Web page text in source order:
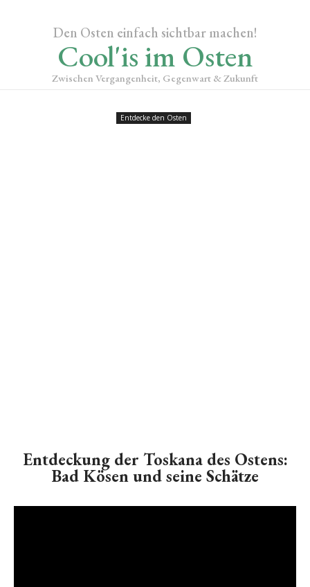
Den Osten einfach sichtbar machen!
Cool'is im Osten
Zwischen Vergangenheit, Gegenwart & Zukunft
Entdecke den Osten
Entdeckung der Toskana des Ostens:
Bad Kösen und seine Schätze